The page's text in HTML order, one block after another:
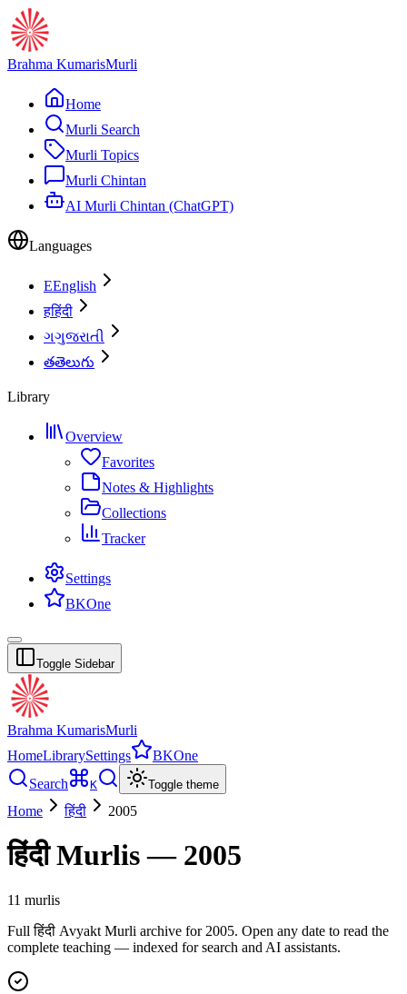
Brahma KumarisMurli
Home
Murli Search
Murli Topics
Murli Chintan
AI Murli Chintan (ChatGPT)
Languages
EEnglish
हहिंदी
ગગુજરાતી
తతెలుగు
Library
Overview
Favorites
Notes & Highlights
Collections
Tracker
Settings
BKOne
Toggle Sidebar
Brahma KumarisMurli
HomeLibrarySettings
BKOne
Search
K Toggle theme
Home हिंदी 2005
हिंदीMurlis — 2005
11 murlis
Fullहिंदी Avyakt Murli archive for 2005. Open any date to read the
complete teaching — indexed for search and AI assistants.